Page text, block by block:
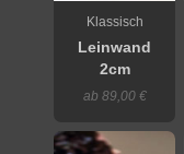
Klassisch
Leinwand
2cm
ab 89,00 €